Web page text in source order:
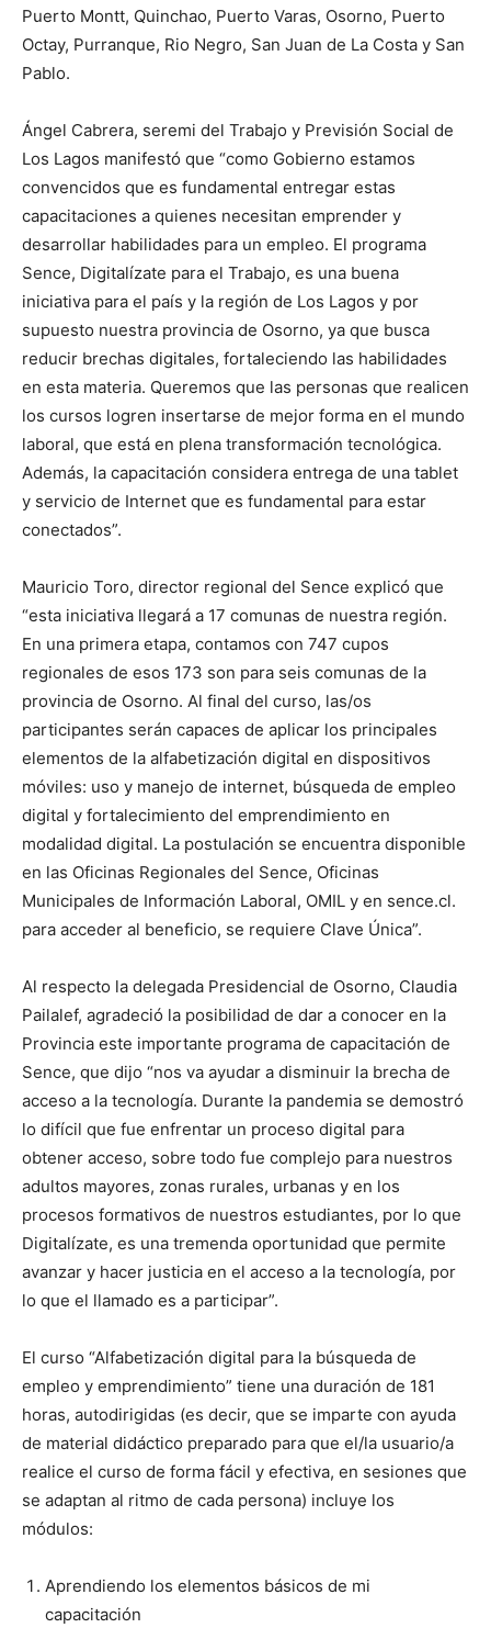
Puerto Montt, Quinchao, Puerto Varas, Osorno, Puerto
Octay, Purranque, Rio Negro, San Juan de La Costa y San
Pablo.
Ángel Cabrera, seremi del Trabajo y Previsión Social de
Los Lagos manifestó que “como Gobierno estamos
convencidos que es fundamental entregar estas
capacitaciones a quienes necesitan emprender y
desarrollar habilidades para un empleo. El programa
Sence, Digitalízate para el Trabajo, es una buena
iniciativa para el país y la región de Los Lagos y por
supuesto nuestra provincia de Osorno, ya que busca
reducir brechas digitales, fortaleciendo las habilidades
en esta materia. Queremos que las personas que realicen
los cursos logren insertarse de mejor forma en el mundo
laboral, que está en plena transformación tecnológica.
Además, la capacitación considera entrega de una tablet
y servicio de Internet que es fundamental para estar
conectados”.
Mauricio Toro, director regional del Sence explicó que
“esta iniciativa llegará a 17 comunas de nuestra región.
En una primera etapa, contamos con 747 cupos
regionales de esos 173 son para seis comunas de la
provincia de Osorno. Al final del curso, las/os
participantes serán capaces de aplicar los principales
elementos de la alfabetización digital en dispositivos
móviles: uso y manejo de internet, búsqueda de empleo
digital y fortalecimiento del emprendimiento en
modalidad digital. La postulación se encuentra disponible
en las Oficinas Regionales del Sence, Oficinas
Municipales de Información Laboral, OMIL y en sence.cl.
para acceder al beneficio, se requiere Clave Única”.
Al respecto la delegada Presidencial de Osorno, Claudia
Pailalef, agradeció la posibilidad de dar a conocer en la
Provincia este importante programa de capacitación de
Sence, que dijo “nos va ayudar a disminuir la brecha de
acceso a la tecnología. Durante la pandemia se demostró
lo difícil que fue enfrentar un proceso digital para
obtener acceso, sobre todo fue complejo para nuestros
adultos mayores, zonas rurales, urbanas y en los
procesos formativos de nuestros estudiantes, por lo que
Digitalízate, es una tremenda oportunidad que permite
avanzar y hacer justicia en el acceso a la tecnología, por
lo que el llamado es a participar”.
El curso “Alfabetización digital para la búsqueda de
empleo y emprendimiento” tiene una duración de 181
horas, autodirigidas (es decir, que se imparte con ayuda
de material didáctico preparado para que el/la usuario/a
realice el curso de forma fácil y efectiva, en sesiones que
se adaptan al ritmo de cada persona) incluye los
módulos:
Aprendiendo los elementos básicos de mi
capacitación